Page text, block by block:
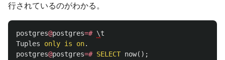
行されているのがわかる。
postgres@postgres=# \t
Tuples
only is on.
postgres@postgres=# SELECT now();